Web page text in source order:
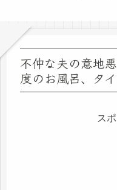
不仲な夫の意地
度のお風呂、タ
ス